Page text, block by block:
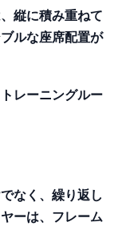
縦に積み重ねて
ルな座席配置が
レーニングルー
なく、繰り返し
ーは、フレーム